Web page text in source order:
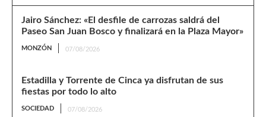
Jairo Sánchez: «El desfile de carrozas saldrá del
Paseo San Juan Bosco y finalizará en la Plaza Mayor»
MONZÓN 07/08/2026
Estadilla y Torrente de Cinca ya disfrutan de sus
fiestas por todo lo alto
SOCIEDAD 07/08/2026